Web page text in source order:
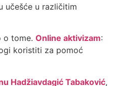
učešće u različitim
o tome. Online aktivizam:
koristiti za pomoć
Hadžiavdagić Tabaković,